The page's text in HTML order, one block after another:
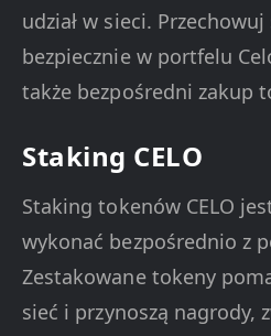
udział w sieci.
bezpiecznie w portfelu
także bezpośredni zakup
Staking CELO
Staking tokenów CELO
wykonać bezpośrednio z
Zestakowane tokeny
sieć i przynoszą nagrody,